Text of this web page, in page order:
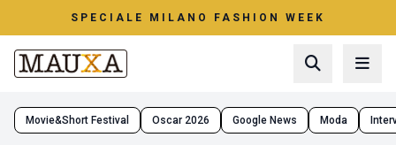
SPECIALE MILANO FASHION WEEK
Movie&Short Festival Oscar 2026 Google News Moda